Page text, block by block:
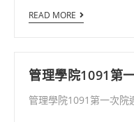
READ MORE
管理學院1091第
管理學院1091第一次院